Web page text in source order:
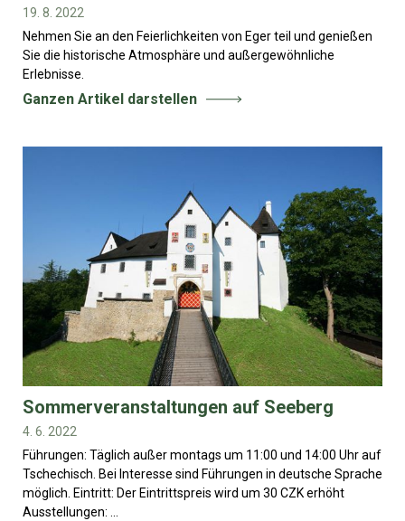
19. 8. 2022
Nehmen Sie an den Feierlichkeiten von Eger teil und genießen
Sie die historische Atmosphäre und außergewöhnliche
Erlebnisse.
Ganzen Artikel darstellen
Sommerveranstaltungen auf Seeberg
4. 6. 2022
Führungen: Täglich außer montags um 11:00 und 14:00 Uhr auf
Tschechisch. Bei Interesse sind Führungen in deutsche Sprache
möglich. Eintritt: Der Eintrittspreis wird um 30 CZK erhöht
Ausstellungen: ...